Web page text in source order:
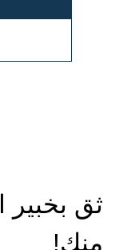
ثق بخبير
منك!